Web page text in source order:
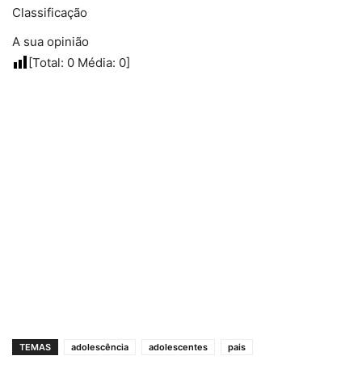
Classificação
A sua opinião
[Total: 0 Média: 0]
TEMAS adolescência adolescentes pais